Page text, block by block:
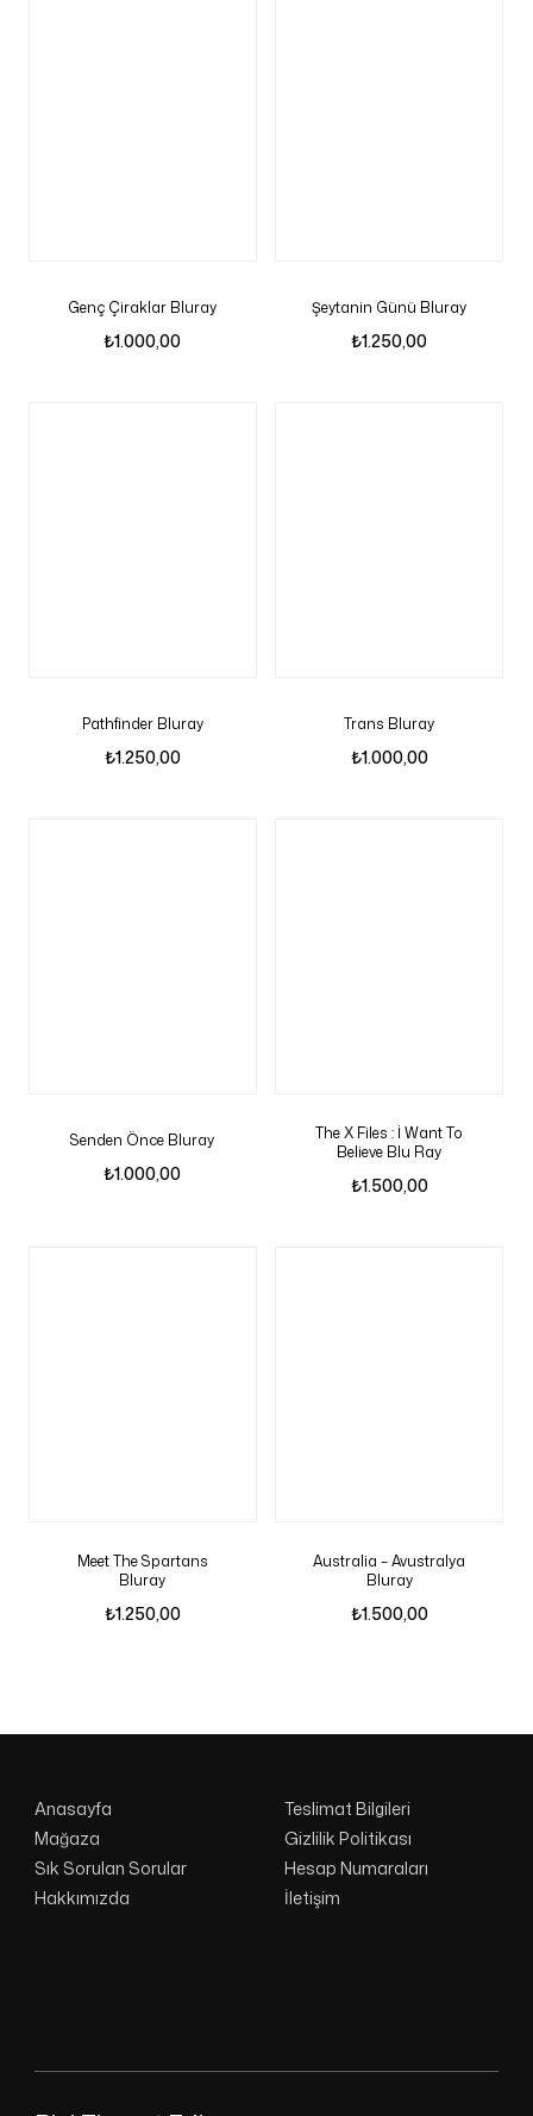
Genç Çiraklar Bluray
₺1.000,00
Şeytanin Günü Bluray
₺1.250,00
Pathfinder Bluray
₺1.250,00
Trans Bluray
₺1.000,00
Senden Önce Bluray
₺1.000,00
The X Files : İ Want To
Believe Blu Ray
₺1.500,00
Meet The Spartans
Bluray
₺1.250,00
Australia – Avustralya
Bluray
₺1.500,00
Anasayfa
Mağaza
Sık Sorulan Sorular
Hakkımızda
Teslimat Bilgileri
Gizlilik Politikası
Hesap Numaraları
İletişim